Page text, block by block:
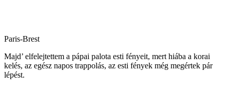
Paris-Brest
Majd’ elfelejtettem a pápai palota esti fényeit, mert hiába a korai
kelés, az egész napos trappolás, az esti fények még megértek pár
lépést.